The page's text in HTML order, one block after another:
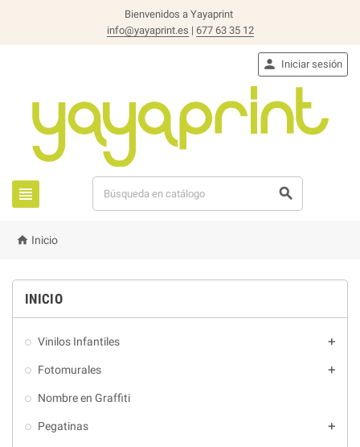
Bienvenidos a Yayaprint
info@yayaprint.es | 677 63 35 12
 
 Iniciar sesión
 Inicio
INICIO
Vinilos Infantiles 
Fotomurales 
Nombre en Graffiti
Pegatinas 